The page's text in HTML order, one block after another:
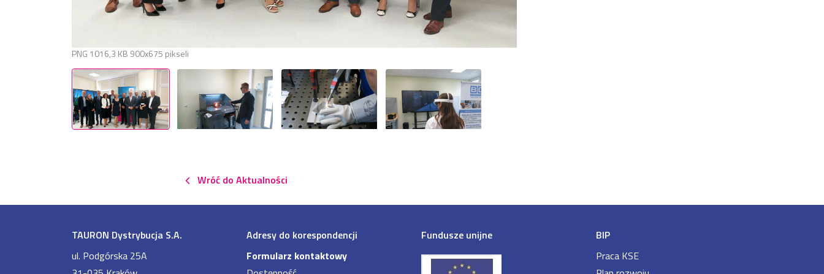
PNG 1016,3 KB 900x675 pikseli
Wróć do Aktualności
TAURON Dystrybucja S.A.
ul. Podgórska 25A
Adresy do korespondencji
Formularz kontaktowy
Fundusze unijne
BIP
Praca KSE